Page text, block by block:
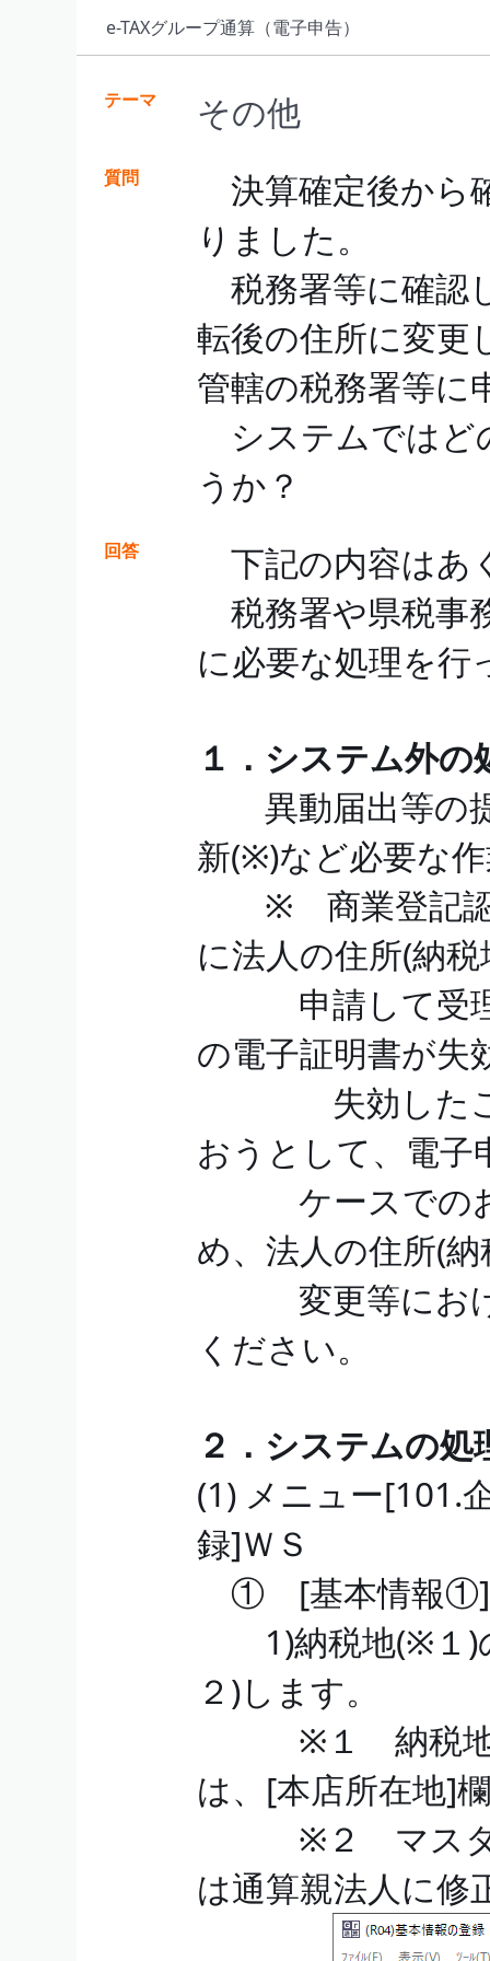
e-TAXグループ通算（電子申告）
テーマ その他
質問
決算確定後から
りました。
税務署等に確認
転後の住所に変更
管轄の税務署等に
システムではど
うか？
回答
下記の内容はあ
税務署や県税事
に必要な処理を行
１．システム外の
異動届出等の提
新(※)など必要な
※ 商業登記認
に法人の住所(納
申請して受理
の電子証明書が失
失効したこと
おうとして、電
ケースでのお
め、法人の住所(
変更等におけ
ください。
２．システムの処
(1) メニュー[101.
録]ＷＳ
① [基本情報①]
1)納税地(※１)
２)します。
※１ 納税地と
は、[本店所在地]
※２ マスター
は通算親法人に修